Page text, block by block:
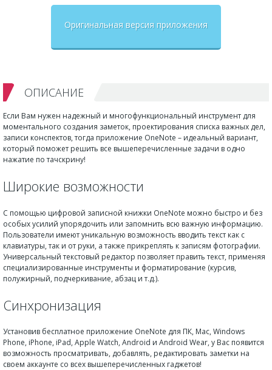
Оригинальная версия приложения
ОПИСАНИЕ
Если Вам нужен надежный и многофункциональный инструмент для
моментального создания заметок, проектирования списка важных дел,
записи конспектов, тогда приложение OneNote – идеальный вариант,
который поможет решить все вышеперечисленные задачи в одно
нажатие по тачскрину!
Широкие возможности
С помощью цифровой записной книжки OneNote можно быстро и без
особых усилий упорядочить или запомнить всю важную информацию.
Пользователи имеют уникальную возможность вводить текст как с
клавиатуры, так и от руки, а также прикреплять к записям фотографии.
Универсальный текстовый редактор позволяет править текст, применяя
специализированные инструменты и форматирование (курсив,
полужирный, подчеркивание, абзац и т.д.).
Синхронизация
Установив бесплатное приложение OneNote для ПК, Mac, Windows
Phone, iPhone, iPad, Apple Watch, Android и Android Wear, у Вас появится
возможность просматривать, добавлять, редактировать заметки на
своем аккаунте со всех вышеперечисленных гаджетов!